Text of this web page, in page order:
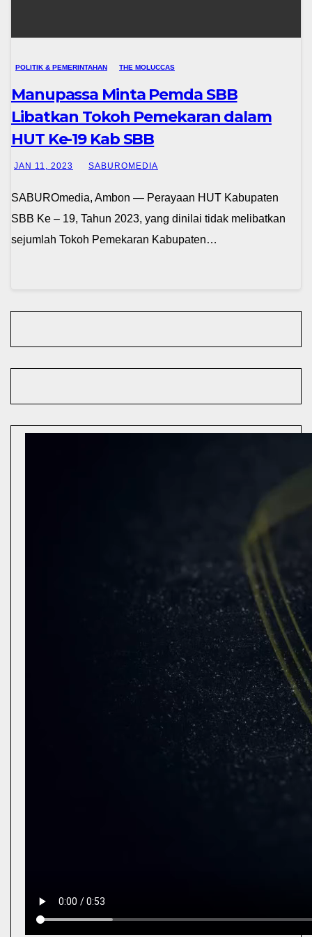
POLITIK & PEMERINTAHAN THE MOLUCCAS
Manupassa Minta Pemda SBB
Libatkan Tokoh Pemekaran dalam
HUT Ke-19 Kab SBB
JAN 11, 2023 SABUROMEDIA
SABUROmedia, Ambon — Perayaan HUT Kabupaten
SBB Ke – 19, Tahun 2023, yang dinilai tidak melibatkan
sejumlah Tokoh Pemekaran Kabupaten…